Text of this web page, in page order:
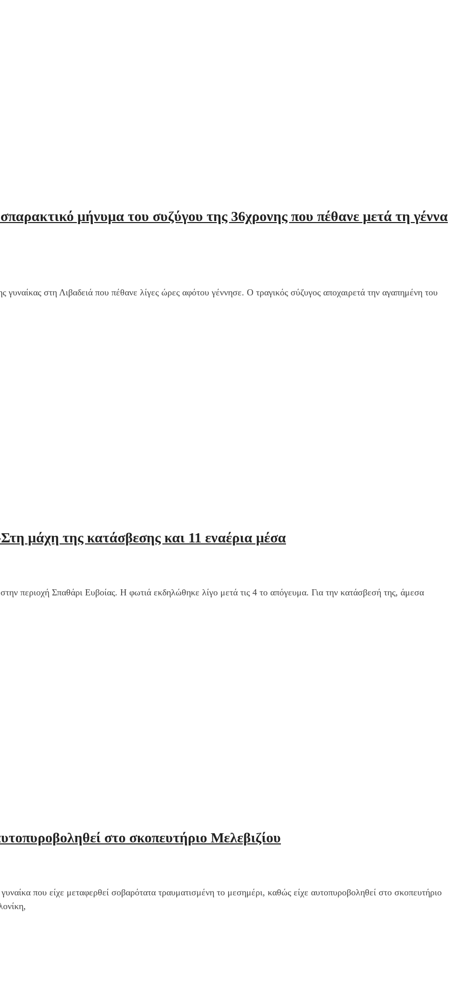
μήνυμα του συζύγου της 36χρονης που πέθανε μετά τη γέννα
γυναίκας στη Λιβαδειά που πέθανε λίγες ώρες αφότου γέννησε. Ο τραγικός σύζυγος αποχαιρετά την αγαπημένη του
μάχη της κατάσβεσης και 11 εναέρια μέσα
περιοχή Σπαθάρι Ευβοίας. Η φωτιά εκδηλώθηκε λίγο μετά τις 4 το απόγευμα. Για την κατάσβεσή της, άμεσα
στο σκοπευτήριο Μελεβιζίου
που είχε μεταφερθεί σοβαρότατα τραυματισμένη το μεσημέρι, καθώς είχε αυτοπυροβοληθεί στο σκοπευτήριο